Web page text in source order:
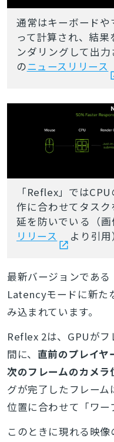
通常はキーボードや
って計算され、結
ンダリングして出
のニュースリリース
「Reflex」では
作に合わせてタス
延を防いでいる（
リリース
より引用
最新バージョンである
Latencyモードに新た
み込まれています。
Reflex 2は、GPUがフ
間に、 直前のプレイヤ
次のフレームのカメラ
グが完了したフレー
位置に合わせて「ワー
このときに現れる映